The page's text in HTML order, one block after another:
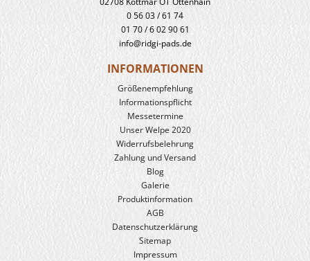
0 56 03 / 61 74
01 70 / 6 02 90 61
info@ridgi-pads.de
INFORMATIONEN
Größenempfehlung
Informationspflicht
Messetermine
Unser Welpe 2020
Widerrufs­belehrung
Zahlung und Versand
Blog
Galerie
Produkt­information
AGB
Datenschutzerklärung
Sitemap
Impressum